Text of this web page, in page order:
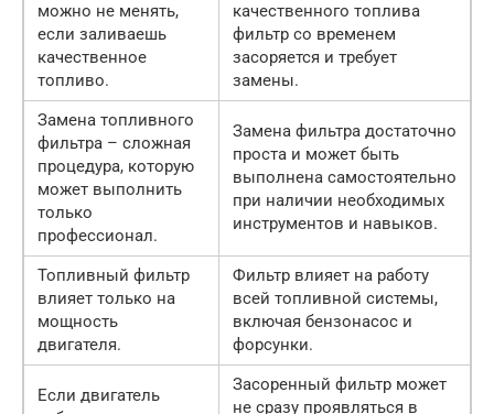
можно не менять,
если заливаешь
качественное
топливо.
качественного топлива
фильтр со временем
засоряется и требует
замены.
Замена топливного
фильтра – сложная
процедура, которую
может выполнить
только
профессионал.
Замена фильтра достаточно
проста и может быть
выполнена самостоятельно
при наличии необходимых
инструментов и навыков.
Топливный фильтр
влияет только на
мощность
двигателя.
Фильтр влияет на работу
всей топливной системы,
включая бензонасос и
форсунки.
Если двигатель
Засоренный фильтр может
не сразу проявляться в